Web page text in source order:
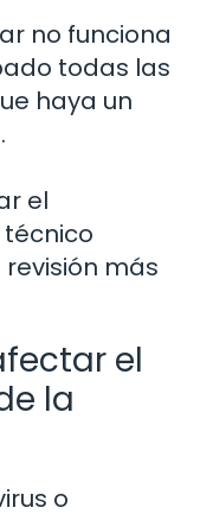
no funciona
todas las
haya un
el
técnico
más
el
la
o